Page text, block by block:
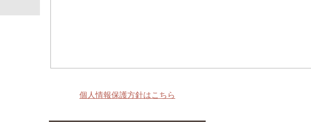
個人情報保護方針はこちら